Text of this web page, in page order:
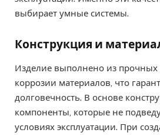
выбирает умные системы.
Конструкция и
Изделие выполнено из прочных
коррозии материалов, что
долговечность. В основе
компоненты, которые не
условиях эксплуатации. При